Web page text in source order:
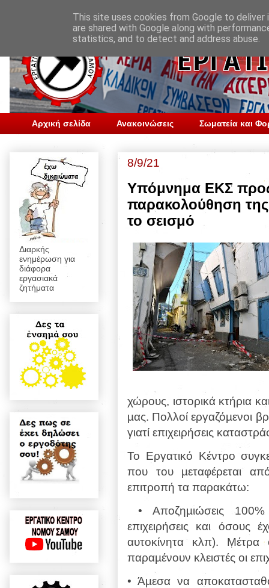
Αρχική σελίδα Ανακοινώσεις Σωματεία και
8/9/21
Υπόμνημα ΕΚΣ
παρακολούθηση
το σεισμό
χώρους, ιστορικά κτήρια
µας. Πολλοί εργαζόµενοι
γιατί επιχειρήσεις
Το Εργατικό Κέντρο
που του µεταφέρεται
επιτροπή τα παρακάτω:
• Αποζηµιώσεις 100%
επιχειρήσεις και όσους
αυτοκίνητα κλπ). Μέτρα
παραµένουν κλειστές οι
• Άµεσα να
Διαρκής
ενημέρωση για
διάφορα
εργασιακά
ζητήματα
This site uses cookies from Google to
are shared with Google along with
statistics, and to detect and address abuse.